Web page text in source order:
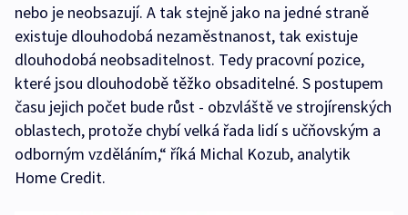
nebo je neobsazují. A tak stejně jako na jedné straně
existuje dlouhodobá nezaměstnanost, tak existuje
dlouhodobá neobsaditelnost. Tedy pracovní pozice,
které jsou dlouhodobě těžko obsaditelné. S postupem
času jejich počet bude růst - obzvláště ve strojírenských
oblastech, protože chybí velká řada lidí s učňovským a
odborným vzděláním,“ říká Michal Kozub, analytik
Home Credit.